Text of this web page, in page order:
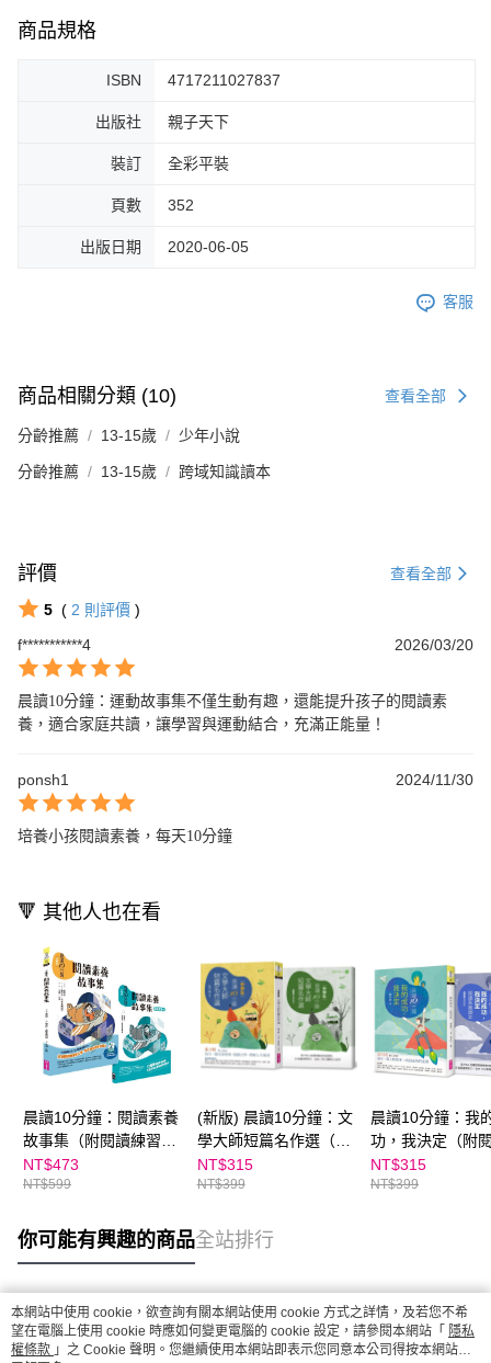
商品規格
ISBN 4717211027837
出版社 親子天下
裝訂 全彩平裝
頁數 352
出版日期 2020-06-05
客服
商品相關分類 (10) 查看全部
分齡推薦 13-15歲 少年小說
分齡推薦 13-15歲 跨域知識讀本
評價 查看全部
5 ( 2 則評價 )
f***********4
2026/03/20
晨讀10分鐘：運動故事集不僅生動有趣，還能提升孩子的閱讀素
養，適合家庭共讀，讓學習與運動結合，充滿正能量！
ponsh1 2024/11/30
培養小孩閱讀素養，每天10分鐘
🔻 其他人也在看
晨讀10分鐘：閱讀素養
故事集（附閱讀練習
本）
NT$473
NT$599
(新版) 晨讀10分鐘：文
學大師短篇名作選（附
閱讀素養題本）
NT$315
NT$399
晨讀10分鐘：我
功，我決定（附
養題本）
NT$315
NT$399
你可能有興趣的商品全站排行
熱門標籤
本網站中使用 cookie，欲查詢有關本網站使用 cookie 方式之詳情，及若您不希
望在電腦上使用 cookie 時應如何變更電腦的 cookie 設定，請參閱本網站「 隱私
權條款 」之 Cookie 聲明。您繼續使用本網站即表示您同意本公司得按本網站使